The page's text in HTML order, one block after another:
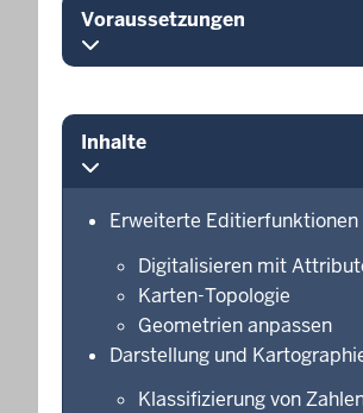
Voraussetzungen
Inhalte
Erweiterte Editierfunktionen
Digitalisieren mit
Karten-Topologie
Geometrien anpassen
Darstellung und
Klassifizierung von